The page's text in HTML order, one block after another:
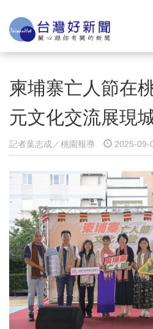
柬埔寨亡人節在
元文化交流展現
記者葉志成／桃園報導 2025-09-